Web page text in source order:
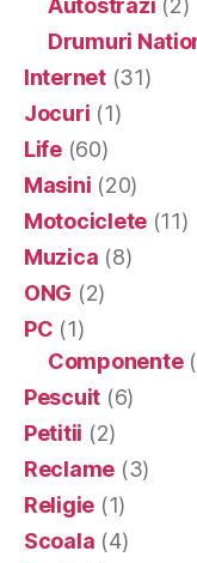
Autostrazi (2)
Drumuri
Internet(31)
Jocuri (1)
Life(60)
Masini (20)
Motociclete (11)
Muzica (8)
ONG (2)
PC (1)
Componente
Pescuit (6)
Petitii (2)
Reclame (3)
Religie (1)
Scoala (4)